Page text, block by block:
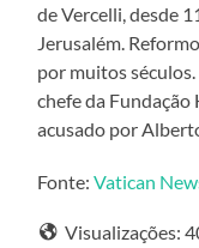
de Vercelli, desde
Jerusalém.
por muitos
chefe da
acusado por
Fonte:Vatican
Visualizações: